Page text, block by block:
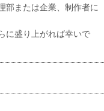
部または企業、制作者に
に盛り上がれば幸いで